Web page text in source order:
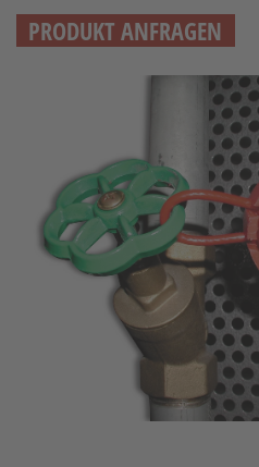
PRODUKT ANFRAGEN